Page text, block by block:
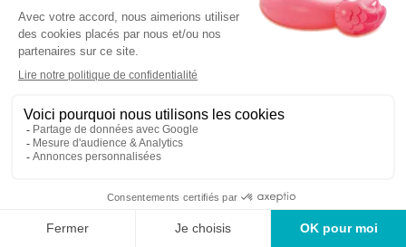
Détails techniques